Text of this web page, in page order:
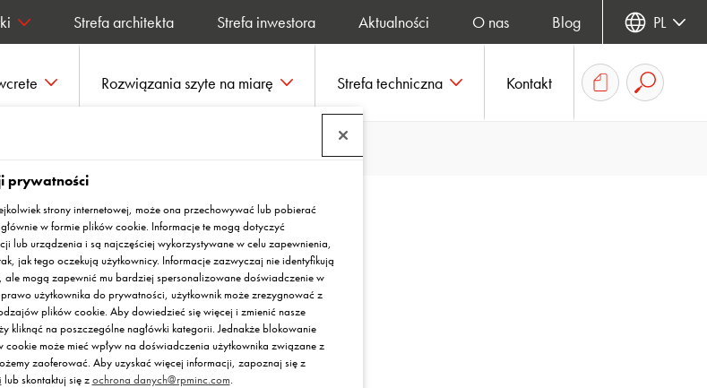
Rozwiązania szyte na miarę Strefa techniczna Kontakt
Strefa architekta Strefa inwestora Aktualności O nas Blog PL
prywatności
strony internetowej, może ona przechowywać lub pobierać
w formie plików cookie. Informacje te mogą dotyczyć
lub urządzenia i są najczęściej wykorzystywane w celu zapewnienia,
jak tego oczekują użytkownicy. Informacje zazwyczaj nie identyfikują
ale mogą zapewnić mu bardziej spersonalizowane doświadczenie w
użytkownika do prywatności, użytkownik może zrezygnować z
plików cookie. Aby dowiedzieć się więcej i zmienić nasze
kliknąć na poszczególne nagłówki kategorii. Jednakże blokowanie
może mieć wpływ na doświadczenia użytkownika związane z
zaoferować. Aby uzyskać więcej informacji, zapoznaj się z
lub skontaktuj się zochrona danych@rpminc.com.